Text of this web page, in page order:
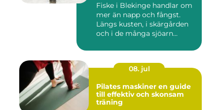
Fiske i Blekinge handlar om
mer än napp och fångst.
Längs kusten, i skärgården
och i de många sjöarn...
08. jul
Pilates maskiner en guide
till effektiv och skonsam
träning